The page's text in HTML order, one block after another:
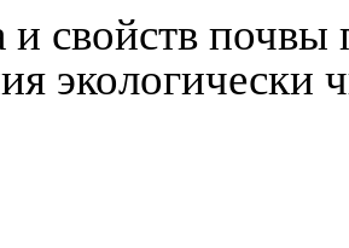
и свойств почвы
экологически